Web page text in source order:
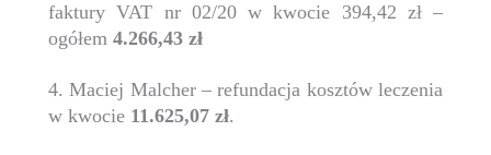
faktury VAT nr 02/20 w kwocie 394,42 zł –
ogółem 4.266,43 zł
4. Maciej Malcher – refundacja kosztów leczenia
w kwocie 11.625,07 zł.